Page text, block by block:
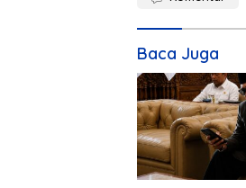
Baca Juga